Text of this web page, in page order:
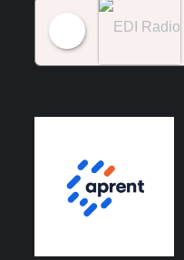
EDI Radio